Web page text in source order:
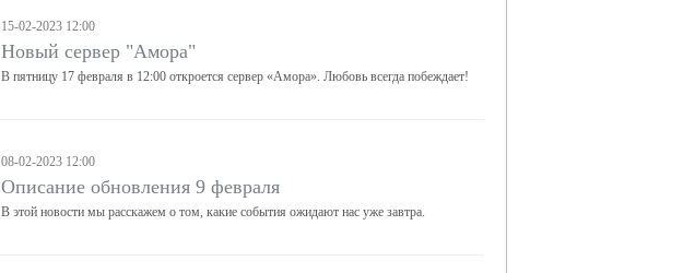
15-02-2023 12:00
Новый сервер "Амора"
В пятницу 17 февраля в 12:00 откроется сервер «Амора». Любовь всегда побеждает!
08-02-2023 12:00
Описание обновления 9 февраля
В этой новости мы расскажем о том, какие события ожидают нас уже завтра.